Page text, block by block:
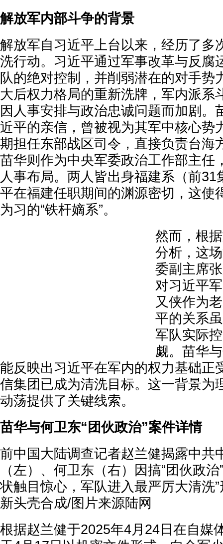
解放军内部斗争的背景
解放军自习近平上台以来，经历了多
洗行动。习近平通过军事改革与反腐
队的绝对控制，并削弱潜在的对手势
大后权力格局的重新洗牌，军内派系
因人事安排与政治忠诚问题而加剧。
近平的亲信，曾被视为其军中核心势
期担任东部战区司令，直接负责台海
苗华则作为中央军委政治工作部主任
人事布局。两人皆出身福建系（前31
平在福建任职期间的渊源密切，这使
为习的“铁杆嫡系”。
然而，根
分析，这
委副主席
对习近平
又侠作为
平的关系
军队实际
觑。苗华
能反映出习近平在军内的权力基础正
信集团已成为清洗目标。这一背景为
动荡提供了关键线索。
苗华与何卫东“团伙政治”案件详情
前中国大陆调查记者赵兰健揭露中共
（左）、何卫东（右）因搞“团伙政
状触目惊心，军队进入最严厉大清洗
新头壳合成/图片来源陆网
根据赵兰健于2025年4月24日在自媒